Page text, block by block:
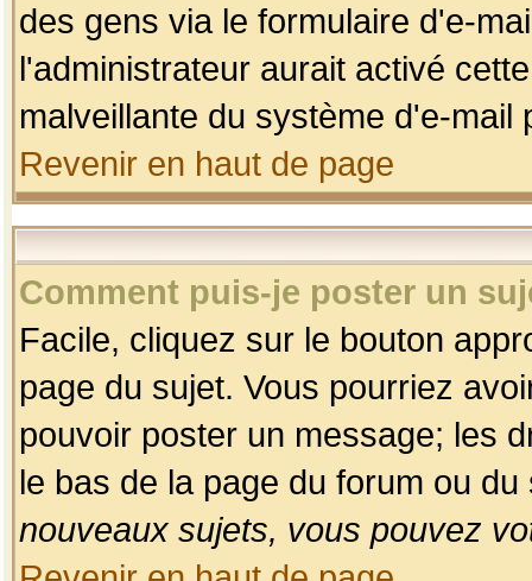
des gens via le formulaire d'e-
l'administrateur aurait activé
malveillante du système d'e-
Revenir en haut de page
Comment puis-je poster un
Facile, cliquez sur le bouton
page du sujet. Vous pourriez
pouvoir poster un message; les
le bas de la page du forum ou
nouveaux sujets, vous pouvez